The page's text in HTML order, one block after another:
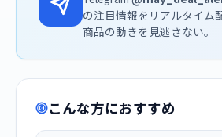
の注目情報をリアルタイム
商品の動きを見逃さない。
こんな方におすすめ